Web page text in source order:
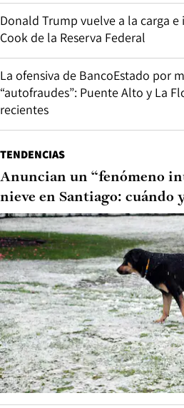
Donald Trump vuelve a la carga e
Cook de la Reserva Federal
La ofensiva de BancoEstado por
“autofraudes”: Puente Alto y La
recientes
TENDENCIAS
Anuncian un “fenómeno
nieve en Santiago: cuándo